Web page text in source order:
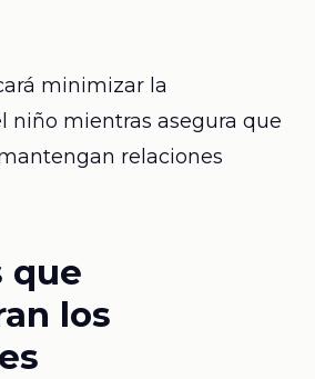
minimizar la
niño mientras asegura que
relaciones
que
los